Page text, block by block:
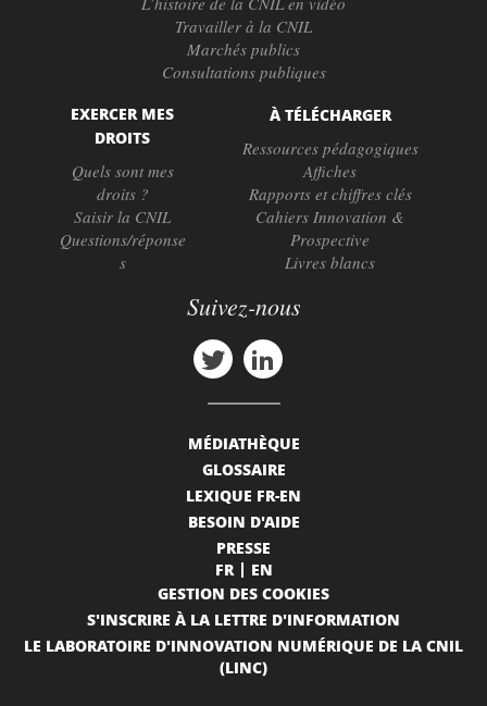
Travailler à la CNIL
Marchés publics
Consultations publiques
EXERCER MES
DROITS
Quels sont mes
droits ?
Saisir la CNIL
Questions/réponse
s
À TÉLÉCHARGER
Ressources pédagogiques
Affiches
Rapports et chiffres clés
Cahiers Innovation &
Prospective
Livres blancs
Suivez-nous
MÉDIATHÈQUE
GLOSSAIRE
LEXIQUE FR-EN
BESOIN D'AIDE
PRESSE
FR
EN
GESTION DES COOKIES
S'INSCRIRE À LA LETTRE D'INFORMATION
LE LABORATOIRE D'INNOVATION NUMÉRIQUE DE LA CNIL
(LINC)